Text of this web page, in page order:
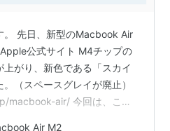
。 先日、新型のMacbook Air
公式サイト M4チップの
がり、新色である「スカイ
（スペースグレイが廃止）
macbook-air/ 今回は、この
Air M2